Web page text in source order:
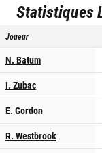
Statistiques
Joueur
N. Batum
I. Zubac
E. Gordon
R. Westbrook